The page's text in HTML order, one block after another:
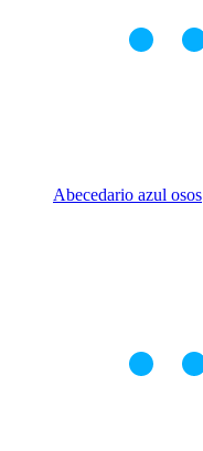
Abecedario azul osos